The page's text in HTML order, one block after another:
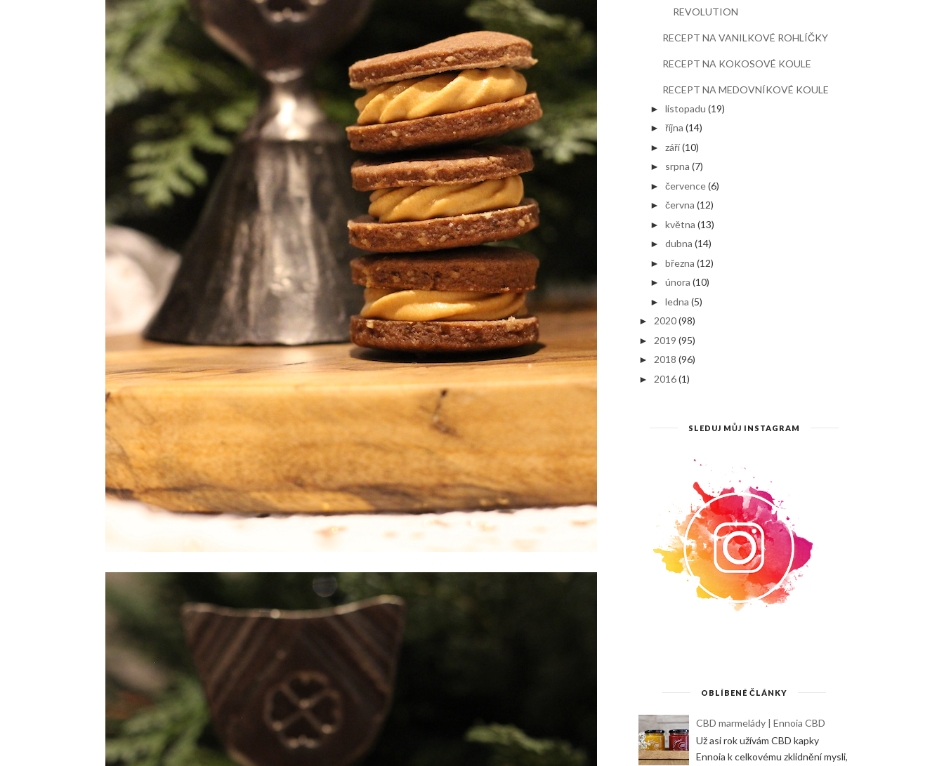
REVOLUTION
RECEPT NA VANILKOVÉ ROHLÍČKY
RECEPT NA KOKOSOVÉ KOULE
RECEPT NA MEDOVNÍKOVÉ KOULE
►listopadu (19)
►října (14)
►září(10)
► srpna (7)
►července(6)
►června (12)
►května (13)
►dubna (14)
►března (12)
►února (10)
►ledna (5)
► 2020 (98)
► 2019 (95)
► 2018 (96)
► 2016 (1)
SLEDUJ MŮJ INSTAGRAM
OBLÍBENÉ ČLÁNKY
CBD marmelády | Ennoia CBD
Už asi rok užívám CBD kapky
Ennoia k celkovému zklidnění mysli,